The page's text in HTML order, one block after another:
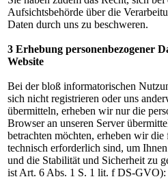
Aufsichtsbehörde über die
Daten durch uns zu beschweren.
3 Erhebung personenbezogener
Website
Bei der bloß informatorischen
sich nicht registrieren oder uns
übermitteln, erheben wir nur die
Browser an unseren Server
betrachten möchten, erheben wir
technisch erforderlich sind, um
und die Stabilität und Sicherheit zu
ist Art. 6 Abs. 1 S. 1 lit. f DS-GVO):